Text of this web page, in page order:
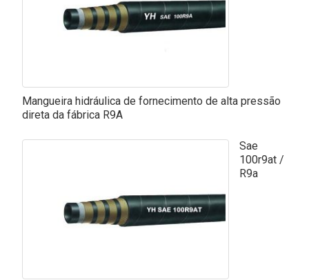
Mangueira hidráulica de fornecimento de alta pressão
direta da fábrica R9A
Sae
100r9at /
R9a